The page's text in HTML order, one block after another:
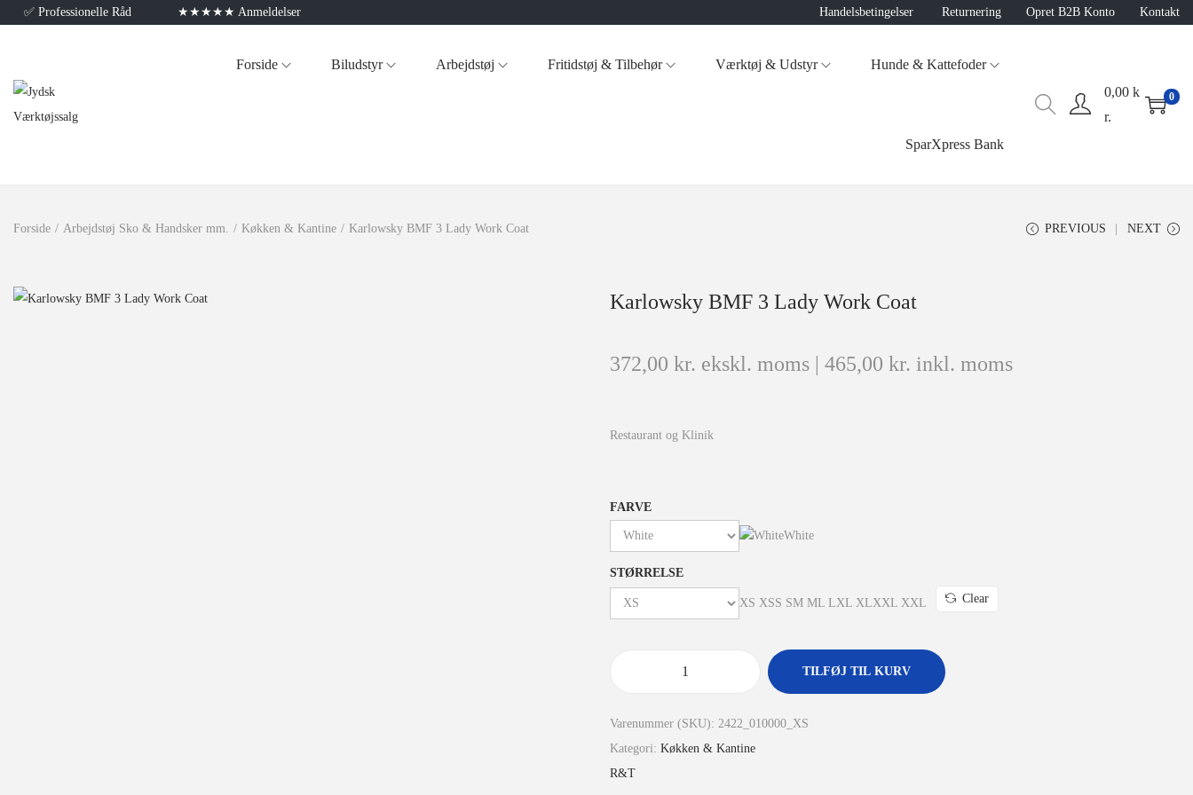
✅ Professionelle Råd ★★★★★ Anmeldelser Handelsbetingelser Returnering Opret B2B Konto Kontakt
Forside Biludstyr Arbejdstøj Fritidstøj & Tilbehør Værktøj & Udstyr Hunde & Kattefoder
SparXpress Bank
0,00 k
r.
0
Forside / Arbejdstøj Sko & Handsker mm. / Køkken & Kantine / Karlowsky BMF 3 Lady Work Coat PREVIOUS NEXT
Karlowsky BMF 3 Lady Work Coat
372,00 kr. ekskl. moms | 465,00 kr. inkl. moms
Restaurant og Klinik
FARVE
White
STØRRELSE
XS XSS SM ML LXL XLXXL XXL Clear
TILFØJ TIL KURV
Varenummer (SKU): 2422_010000_XS
Kategori: Køkken & Kantine
R&T